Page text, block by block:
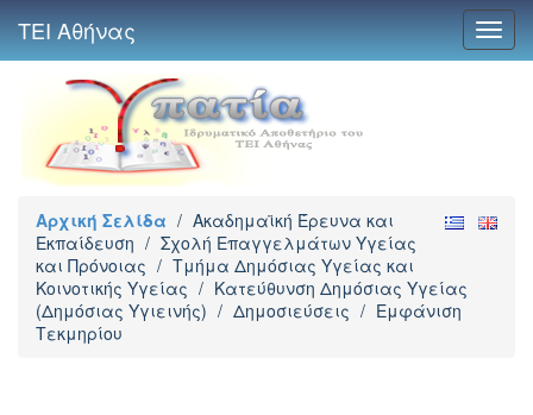
ΤΕΙ Αθήνας
Αρχική Σελίδα / Ακαδημαϊκή Έρευνα και
Εκπαίδευση / Σχολή Επαγγελμάτων Υγείας
και Πρόνοιας / Τμήμα Δημόσιας Υγείας και
Κοινοτικής Υγείας / Κατεύθυνση Δημόσιας Υγείας
(Δημόσιας Υγιεινής) / Δημοσιεύσεις / Εμφάνιση
Τεκμηρίου